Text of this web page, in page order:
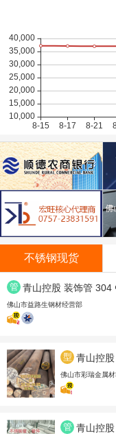
不锈钢现货
管
材
青山控股 装饰管
佛山市益路生钢材经营部
型
材
青山控
佛山市彩瑞金属
管 青山控